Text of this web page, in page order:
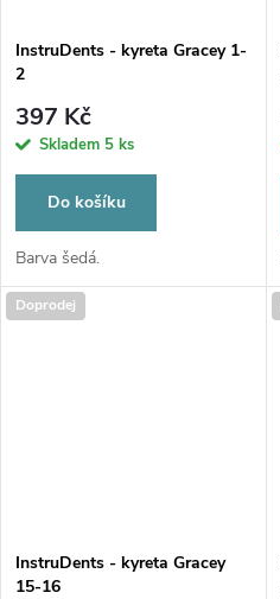
InstruDents - kyreta Gracey 1-
2
397 Kč
Skladem 5 ks
Do košíku
Barva šedá.
Doprodej
InstruDents - kyreta Gracey
15-16